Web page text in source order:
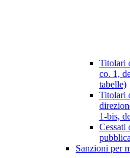
Titolari
co. 1,
tabelle)
Titolari
1-bis,
Cessati
Sanzioni per